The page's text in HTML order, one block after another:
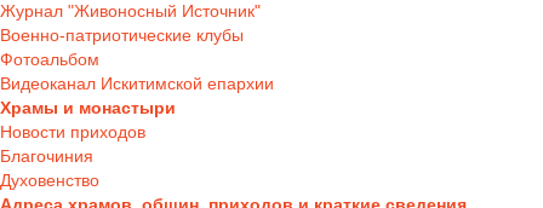
Журнал "Живоносный Источник"
Военно-патриотические клубы
Фотоальбом
Видеоканал Искитимской епархии
Храмы и монастыри
Новости приходов
Благочиния
Духовенство